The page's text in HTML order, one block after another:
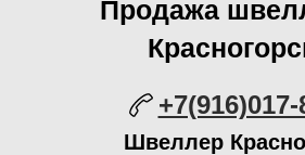
Продажа
+7(916)017-
Швеллер